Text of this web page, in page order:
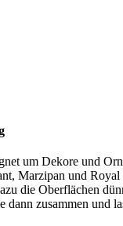
um Dekore und
Marzipan und Royal
die Oberflächen
dann zusammen und